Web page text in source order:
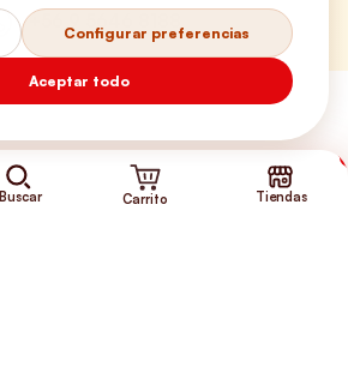
+56 9 5646 8188
Buscar Carrito Tiendas
Configurar preferencias
Aceptar todo